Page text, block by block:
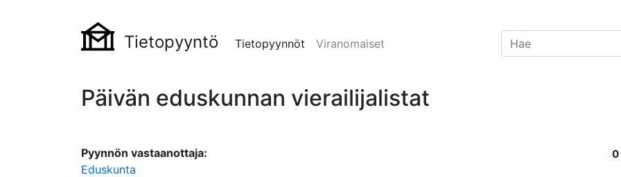
Tietopyyntö Tietopyynnöt Viranomaiset
Päivän eduskunnan vierailijalistat
Pyynnön vastaanottaja:
Eduskunta
0